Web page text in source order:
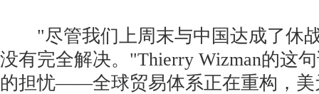
"尽管我们上周末与中国达成了休
没有完全解决。"Thierry Wizman的这
的担忧——全球贸易体系正在重构，美